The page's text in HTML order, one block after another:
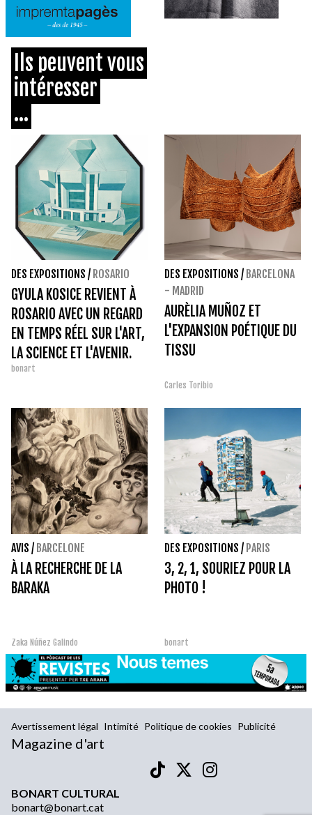
Ils peuvent vous
intéresser
...
DES EXPOSITIONS / ROSARIO
GYULA KOSICE REVIENT À
ROSARIO AVEC UN REGARD
EN TEMPS RÉEL SUR L'ART,
LA SCIENCE ET L'AVENIR.
bonart
DES EXPOSITIONS / BARCELONA
- MADRID
AURÈLIA MUÑOZ ET
L'EXPANSION POÉTIQUE DU
TISSU
Carles Toribio
AVIS / BARCELONE
À LA RECHERCHE DE LA
BARAKA
Zaka Núñez Galindo
DES EXPOSITIONS / PARIS
3, 2, 1, SOURIEZ POUR LA
PHOTO !
bonart
Avertissement légal Intimité Politique de cookies Publicité
Magazine d'art
BONART CULTURAL
bonart@bonart.cat